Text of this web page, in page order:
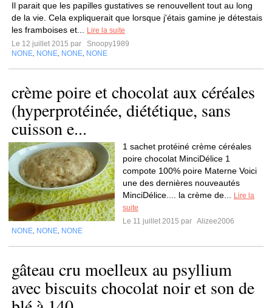
Il parait que les papilles gustatives se renouvellent tout au long
de la vie. Cela expliquerait que lorsque j'étais gamine je détestais
les framboises et...
Lire la suite
Le 12 juillet 2015 par
Snoopy1989
NONE NONE NONE NONE
crème poire et chocolat aux céréales
(hyperprotéinée, diététique, sans
cuisson e...
1 sachet protéiné crème céréales
poire chocolat MinciDélice 1
compote 100% poire Materne Voici
une des dernières nouveautés
MinciDélice.... la crème de...
Lire la
suite
Le 11 juillet 2015 par Alizee2006
NONE NONE NONE
gâteau cru moelleux au psyllium
avec biscuits chocolat noir et son de